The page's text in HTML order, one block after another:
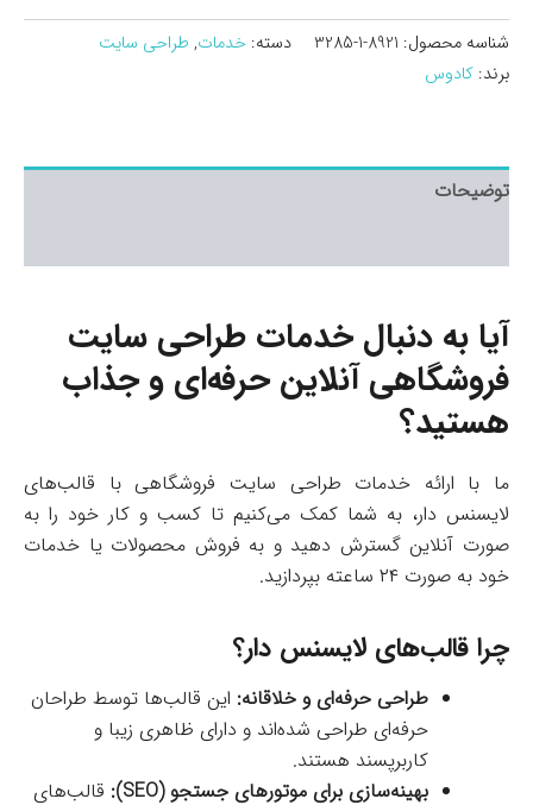
شناسه محصول: 8921-1-3285 دسته: خدمات, طراحی سایت
برند: کادوس
توضیحات
آیا به دنبال خدمات طراحی سایت
فروشگاهی آنلاین حرفه‌ای و جذاب
هستید؟
ما با ارائه خدمات طراحی سایت فروشگاهی با قالب‌های
لایسنس دار، به شما کمک می‌کنیم تا کسب و کار خود را به
صورت آنلاین گسترش دهید و به فروش محصولات یا خدمات
خود به صورت ۲۴ ساعته بپردازید.
چرا قالب‌های لایسنس دار؟
طراحی حرفه‌ای و خلاقانه: این قالب‌ها توسط طراحان
حرفه‌ای طراحی شده‌اند و دارای ظاهری زیبا و
کاربرپسند هستند.
بهینه‌سازی برای موتورهای جستجو (SEO):
قالب‌های